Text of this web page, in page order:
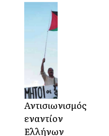
Αντισιωνισμός
εναντίον
Ελλήνων